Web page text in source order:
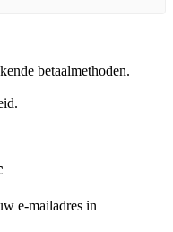
betaalmethoden.
e-mailadres in